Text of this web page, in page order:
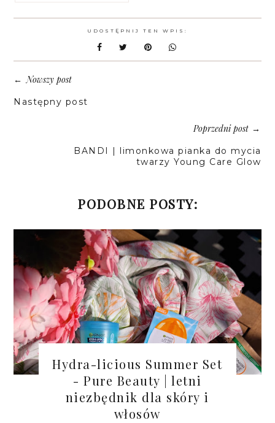
UDOSTĘPNIJ TEN WPIS:
←Nowszy post
Następny post
Poprzedni post→
BANDI | limonkowa pianka do mycia
twarzy Young Care Glow
PODOBNE POSTY:
Hydra-licious Summer Set
- Pure Beauty | letni
niezbędnik dla skóry i
włosów